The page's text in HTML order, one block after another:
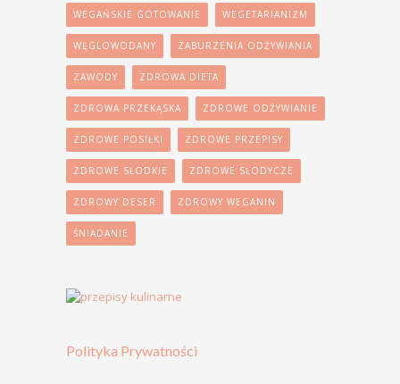
WEGAŃSKIE GOTOWANIE WEGETARIANIZM
WĘGLOWODANY ZABURZENIA ODŻYWIANIA
ZAWODY ZDROWA DIETA
ZDROWA PRZEKĄSKA ZDROWE ODŻYWIANIE
ZDROWE POSIŁKI ZDROWE PRZEPISY
ZDROWE SŁODKIE ZDROWE SŁODYCZE
ZDROWY DESER ZDROWY WEGANIN
ŚNIADANIE
Polityka Prywatności